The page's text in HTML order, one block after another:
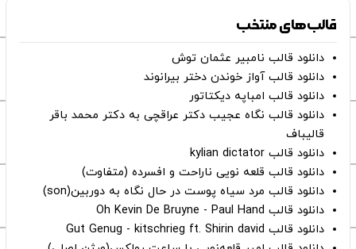
قالب‌های منتخب
دانلود قالب نامبیر عثمان ‌توش
دانلود قالب آواز خوندن دختر بیرانوند
دانلود قالب امباپه دیکتاتور
دانلود قالب نگاه عجیب دکتر عراقچی به دکتر محمد باقر
قالیباف
دانلود قالب kylian dictator
دانلود قالب قلعه نویی ناراحت و افسرده (متفاوت)
دانلود قالب مرد سیاه پوست در حال نگاه به دوربین(son)
دانلود قالب Oh Kevin De Bruyne - Paul Hand
دانلود قالب Gut Genug - kitschrieg ft. Shirin david